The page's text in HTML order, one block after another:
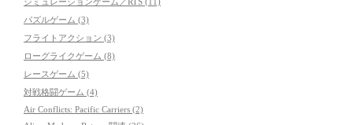
パズルゲーム (3)
フライトアクション (3)
ローグライクゲーム (8)
レースゲーム (5)
対戦格闘ゲーム (4)
Air Conflicts: Pacific Carriers (2)